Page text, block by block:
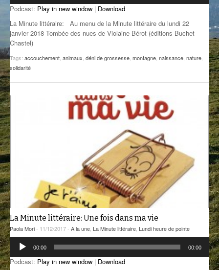
GROOVE N SUN
IL ÉTAIT UNE FOIS
THEME FORCE
ANCIENNES ÉMISSIONS
PLUS DE MIX
Podcast: Play in new window | Download
La Minute littéraire: Au menu de la Minute littéraire du lundi 22
janvier 2018 Tombée des nues de Violaine Bérot (éditions Buchet-
Chastel)
Tags: accouchement animaux déni de grossesse montagne naissance nature
solidarité
La Minute littéraire: Une fois dans ma vie
Paola Mori- 11/12/2017 - A la une La Minute littéraire Lundi heure de pointe
Lecteur
audio
00:00 00:00
Podcast: Play in new window | Download